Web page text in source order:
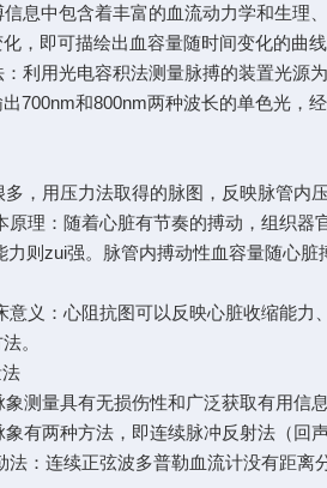
中包含着丰富的血流动力学和生理
，即可描绘出血容量随时间变化的曲
用光电容积法测量脉搏的装置光源
700nm和800nm两种波长的单色光，
用压力法取得的脉图，反映脉管内压
：随着心脏有节奏的搏动，组织器
力则zui强。脉管内搏动性血容量随心
：心阻抗图可以反映心脏收缩能力
。
量具有无损伤性和广泛获取有用信息
两种方法，即连续脉冲反射法（回声
连续正弦波多普勒血流计没有距离